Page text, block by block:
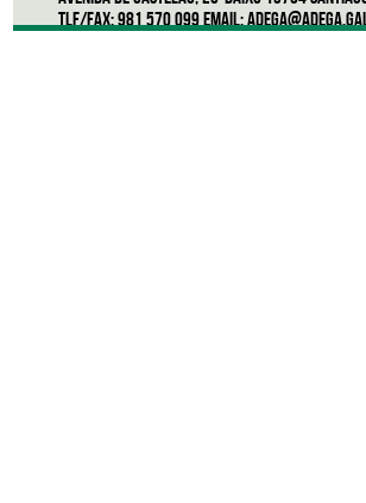
Tlf/Fax: 981 570 099 Email: